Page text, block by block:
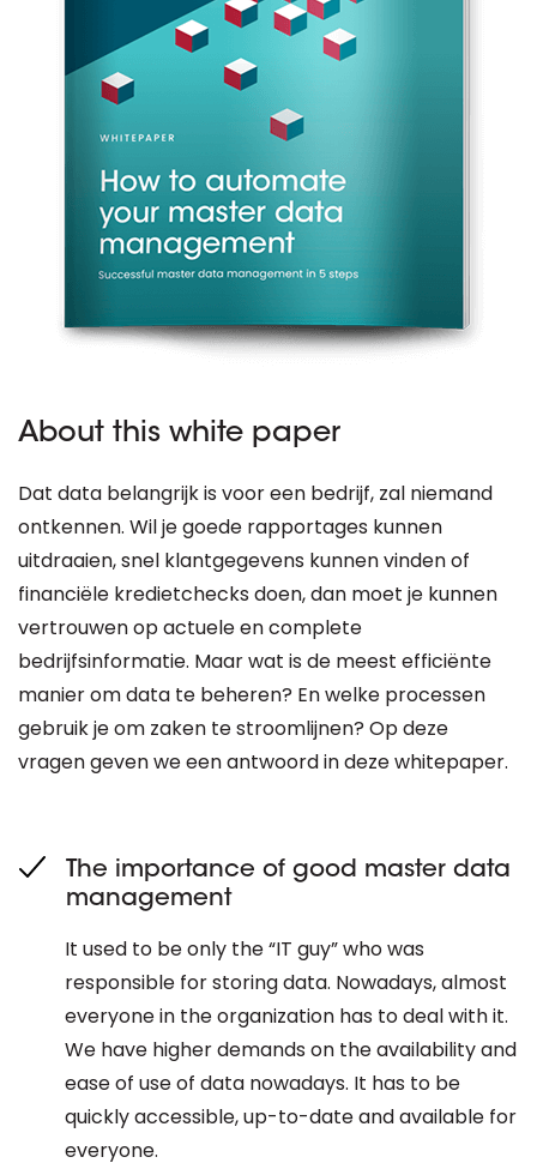
About this white paper
Dat data belangrijk is voor een bedrijf, zal niemand
ontkennen. Wil je goede rapportages kunnen
uitdraaien, snel klantgegevens kunnen vinden of
financiële kredietchecks doen, dan moet je kunnen
vertrouwen op actuele en complete
bedrijfsinformatie. Maar wat is de meest efficiënte
manier om data te beheren? En welke processen
gebruik je om zaken te stroomlijnen? Op deze
vragen geven we een antwoord in deze whitepaper.
The importance of good master data
management
It used to be only the “IT guy” who was
responsible for storing data. Nowadays, almost
everyone in the organization has to deal with it.
We have higher demands on the availability and
ease of use of data nowadays. It has to be
quickly accessible, up-to-date and available for
everyone.